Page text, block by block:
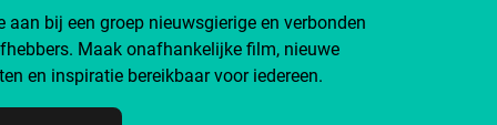
aan bij een groep nieuwsgierige en verbonden
Maak onafhankelijke film, nieuwe
en inspiratie bereikbaar voor iedereen.